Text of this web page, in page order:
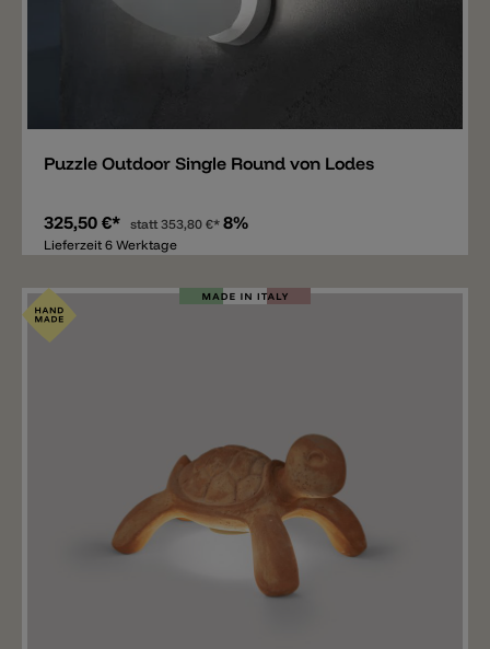
Puzzle Outdoor Single Round von Lodes
325,50 €* statt353,80 €* 8%
Lieferzeit 6 Werktage